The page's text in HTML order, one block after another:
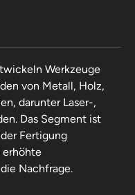
Werkzeuge
von Metall, Holz,
darunter Laser-,
Das Segment ist
Fertigung
erhöhte
Nachfrage.